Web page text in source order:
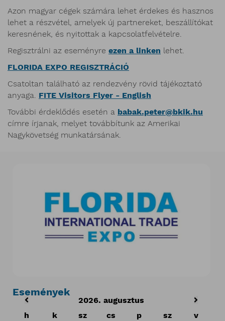
Azon magyar cégek számára lehet érdekes és hasznos
lehet a részvétel, amelyek új partnereket, beszállítókat
keresnének, és nyitottak a kapcsolatfelvételre.
Regisztrálni az eseményre ezen a linken lehet.
FLORIDA EXPO REGISZTRÁCIÓ
Csatoltan található az rendezvény rövid tájékoztató
anyaga. FITE Visitors Flyer - English
További érdeklődés esetén a babak.peter@bkik.hu
címre írjanak, melyet továbbítunk az Amerikai
Nagykövetség munkatársának.
Események
2026. augusztus
h
k sz cs p sz
v